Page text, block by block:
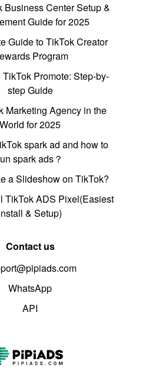
Business Center Setup &
Guide for 2025
Guide to TikTok Creator
Program
Promote: Step-by-
step Guide
Marketing Agency in the
World for 2025
spark ad and how to
spark ads？
a Slideshow on TikTok?
TikTok ADS Pixel(Easiest
& Setup)
Contact us
WhatsApp
API